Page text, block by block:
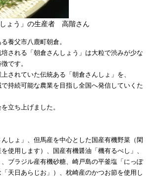
ょう」の生産者 高階さん
養父市八鹿町朝倉。
される「朝倉さんしょう」は大粒で渋みが少な
です。
されていた伝統ある「朝倉さんしょ」を、
持続可能な農業を目指し全国へ発信していくた
立ち上げました。
しょ」、但馬産を中心とした国産有機野菜（閑
使用します）、国産有機醤油「機有るべし」、
ブラジル産有機砂糖、崎戸島の平釜塩「にっぽ
天日あらじお」）、枕崎産のかつお節を使用し